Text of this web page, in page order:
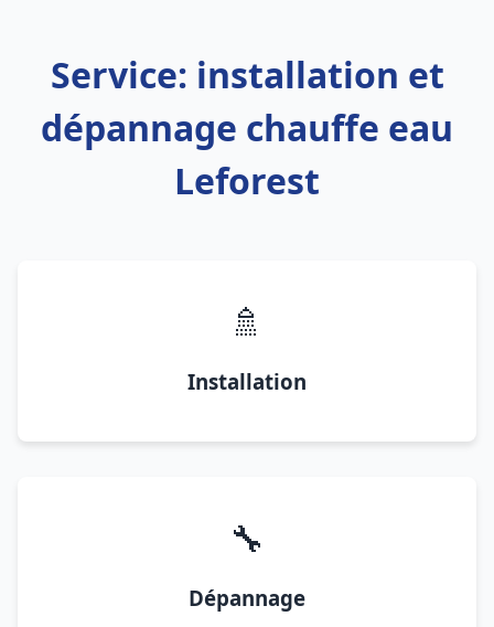
Service: installation et
dépannage chauffe eau
Leforest
🚿
Installation
🔧
Dépannage